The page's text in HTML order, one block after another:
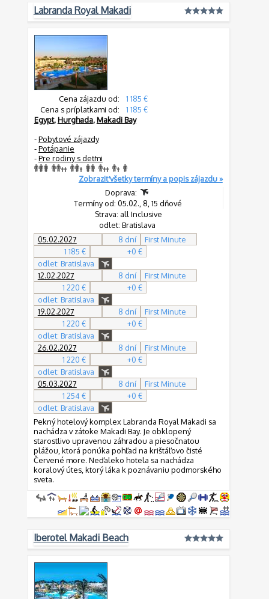
Labranda Royal Makadi
Cena zájazdu od:
1 185 €
Cena s príplatkami od:
1 185 €
Egypt,Hurghada,Makadi Bay
-Pobytové zájazdy
-Potápanie
-Pre rodiny s deťmi
Zobraziť všetky termíny a popis zájazdu »
Doprava:
Termíny od: 05.02., 8, 15 dňové
Strava: all Inclusive
odlet: Bratislava
05.02.2027
8 dní
First Minute
1 185 €
+0 €
odlet: Bratislava
12.02.2027
8 dní
First Minute
1 220 €
+0 €
odlet: Bratislava
19.02.2027
8 dní
First Minute
1 220 €
+0 €
odlet: Bratislava
26.02.2027
8 dní
First Minute
1 220 €
+0 €
odlet: Bratislava
05.03.2027
8 dní
First Minute
1 254 €
+0 €
odlet: Bratislava
Pekný hotelový komplex Labranda Royal Makadi sa
nachádza v zátoke Makadi Bay. Je obklopený
starostlivo upravenou záhradou a piesočnatou
plážou, ktorá ponúka pohľad na krištáľovo čisté
Červené more. Neďaleko hotela sa nachádza
koralový útes, ktorý láka k poznávaniu podmorského
sveta.
Iberotel Makadi Beach